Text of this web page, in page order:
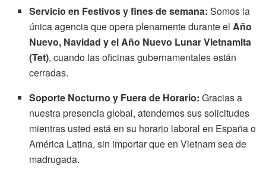
Servicio en Festivos y fines de semana: Somos la
única agencia que opera plenamente durante elAño
Nuevo, Navidad y el Año Nuevo Lunar Vietnamita
(Tet), cuando las oficinas gubernamentales están
cerradas.
Soporte Nocturno y Fuera de Horario: Gracias a
nuestra presencia global, atendemos sus solicitudes
mientras usted está en su horario laboral en España o
América Latina, sin importar que en Vietnam sea de
madrugada.